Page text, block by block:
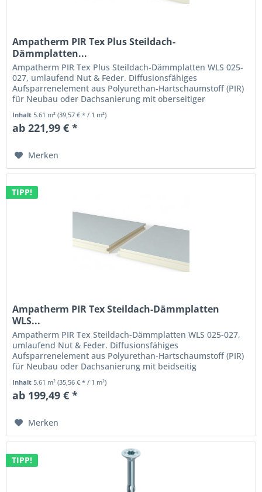
Ampatherm PIR Tex Plus Steildach-
Dämmplatten...
Ampatherm PIR Tex Plus Steildach-Dämmplatten WLS 025-
027, umlaufend Nut & Feder. Diffusionsfähiges
Aufsparrenelement aus Polyurethan-Hartschaumstoff (PIR)
für Neubau oder Dachsanierung mit oberseitiger
Inhalt 5.61 m²(39,57 € * / 1 m²)
ab 221,99 € *
Merken
TIPP!
Ampatherm PIR Tex Steildach-Dämmplatten
WLS...
Ampatherm PIR Tex Steildach-Dämmplatten WLS 025-027,
umlaufend Nut & Feder. Diffusionsfähiges
Aufsparrenelement aus Polyurethan-Hartschaumstoff (PIR)
für Neubau oder Dachsanierung mit beidseitig
diffusionsoffener Mineralvlieskaschierung....
Inhalt5.61 m²(35,56 € * / 1 m²)
ab 199,49 € *
Merken
TIPP!